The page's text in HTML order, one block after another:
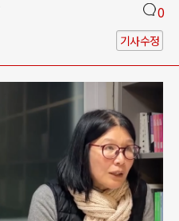
0
기사수정